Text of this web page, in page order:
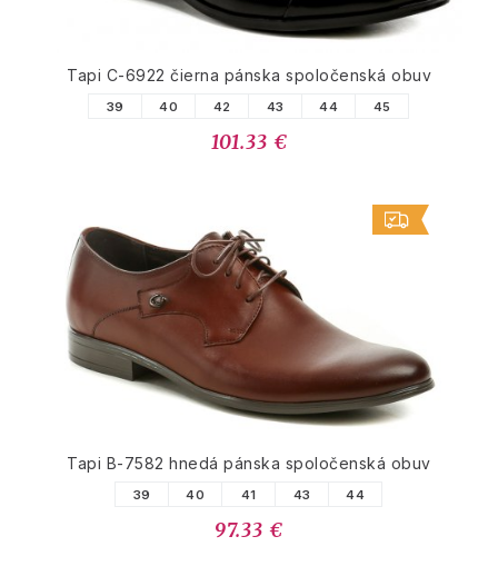
Tapi C-6922 čierna pánska spoločenská obuv
39 40 42 43 44 45
101.33 €
Tapi B-7582 hnedá pánska spoločenská obuv
39 40 41 43 44
97.33 €